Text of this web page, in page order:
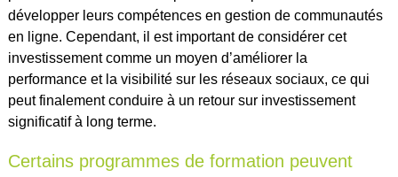
développer leurs compétences en gestion de communautés
en ligne. Cependant, il est important de considérer cet
investissement comme un moyen d’améliorer la
performance et la visibilité sur les réseaux sociaux, ce qui
peut finalement conduire à un retour sur investissement
significatif à long terme.
Certains programmes de formation peuvent